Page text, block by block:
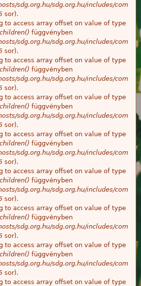
sdg.org.hu/sdg.org.hu/includes/com
sor).
to access array offset on value of type
függvényben
sdg.org.hu/sdg.org.hu/includes/com
sor).
to access array offset on value of type
függvényben
sdg.org.hu/sdg.org.hu/includes/com
sor).
to access array offset on value of type
függvényben
sdg.org.hu/sdg.org.hu/includes/com
sor).
to access array offset on value of type
függvényben
sdg.org.hu/sdg.org.hu/includes/com
sor).
to access array offset on value of type
függvényben
sdg.org.hu/sdg.org.hu/includes/com
sor).
to access array offset on value of type
függvényben
sdg.org.hu/sdg.org.hu/includes/com
sor).
to access array offset on value of type
függvényben
sdg.org.hu/sdg.org.hu/includes/com
sor).
to access array offset on value of type